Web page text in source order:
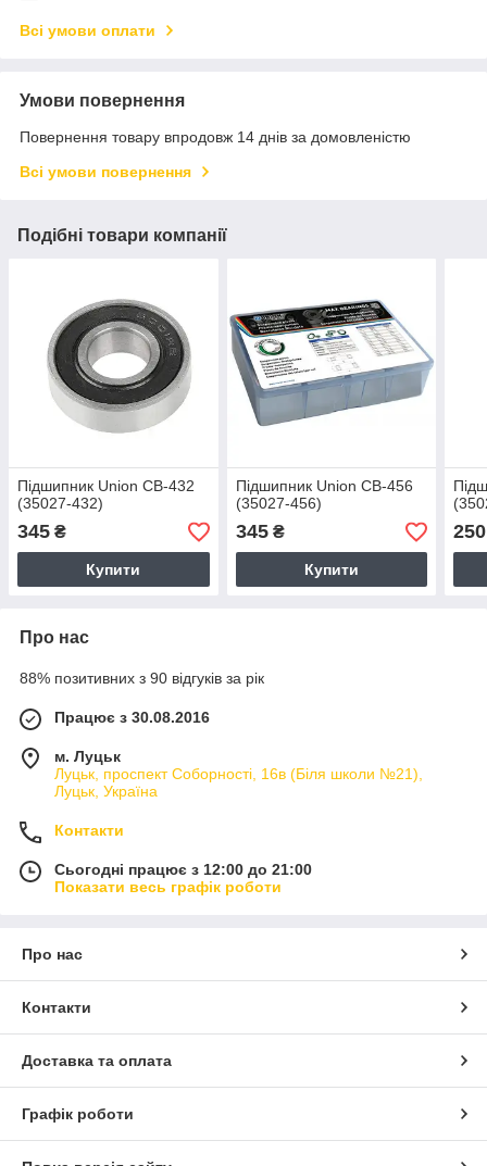
Всі умови оплати
Умови повернення
Повернення товару впродовж 14 днів за домовленістю
Всі умови повернення
Подібні товари компанії
Підшипник Union CB-432
(35027-432)
345 ₴
Купити
Підшипник Union CB-456
(35027-456)
345₴
Купити
250
Про нас
88% позитивних з 90 відгуків за рік
Працює з 30.08.2016
м. Луцьк
Луцьк, проспект Соборності, 16в (Біля школи №21),
Луцьк, Україна
Контакти
Сьогодні працює з 12:00 до 21:00
Показати весь графік роботи
Про нас
Контакти
Доставка та оплата
Графік роботи